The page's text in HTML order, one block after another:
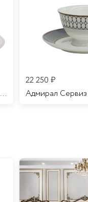
Аделаида Сервиз чайно-столовый 12 персон 69 предметов/1
22 250 ₽